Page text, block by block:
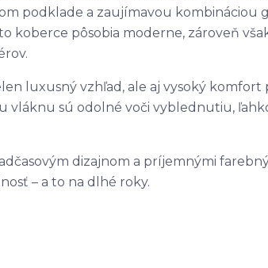
podklade a zaujímavou kombináciou
koberce pôsobia moderne, zároveň
luxusný vzhľad, ale aj vysoký
vláknu sú odolné voči vyblednutiu,
dizajnom a príjemnými
– a to na dlhé roky.